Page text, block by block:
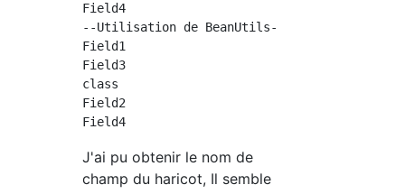
Field4
--Utilisation de BeanUtils--
Field1
Field3
class
Field2
J'ai pu obtenir le nom de
champ du haricot, Il semble